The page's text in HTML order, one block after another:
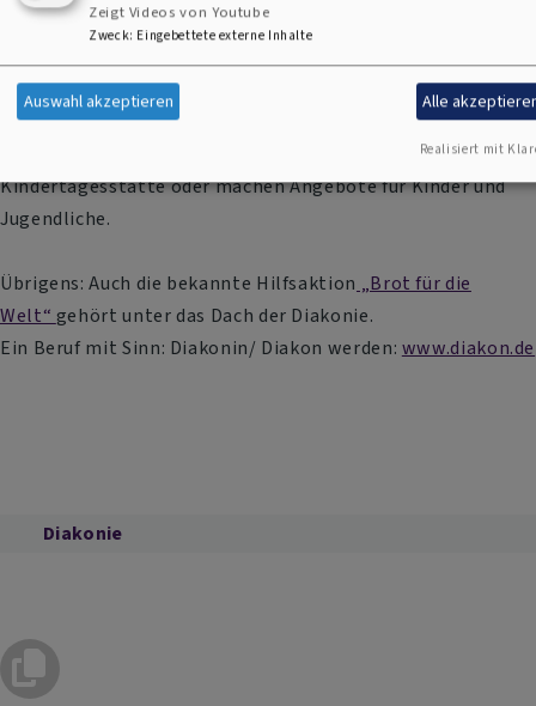
Und viele andere Bereiche gehören zu unserem
In manchen Gemeinden gibt es auch Diakonievereine. Sie
Kindertagesstätte oder machen Angebote für Kinder und
Jugendliche.
Übrigens: Auch die bekannte Hilfsaktion „Brot für die
Welt“ gehört unter das Dach der Diakonie.
Ein Beruf mit Sinn: Diakonin/ Diakon werden: www.diakon.de
Diakonie
Zeigt Videos von Youtube
Zweck: Eingebettete externe Inhalte
Auswahl akzeptieren Alle
Realisiert mit